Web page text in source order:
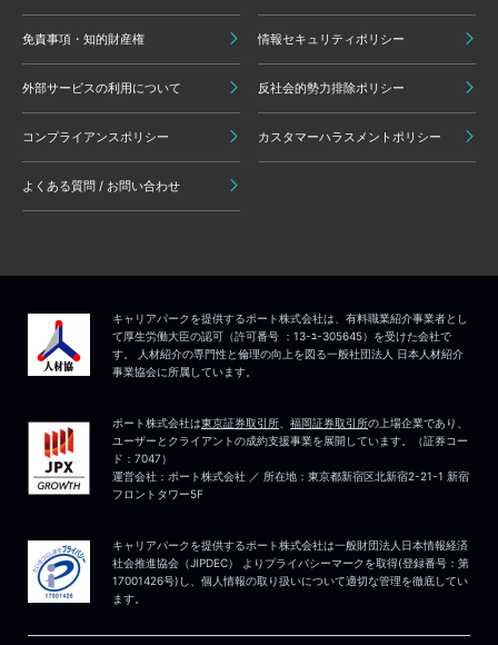
免責事項・知的財産権 情報セキュリティポリシー
外部サービスの利用について 反社会的勢力排除ポリシー
コンプライアンスポリシー カスタマーハラスメントポリシー
よくある質問 / お問い合わせ